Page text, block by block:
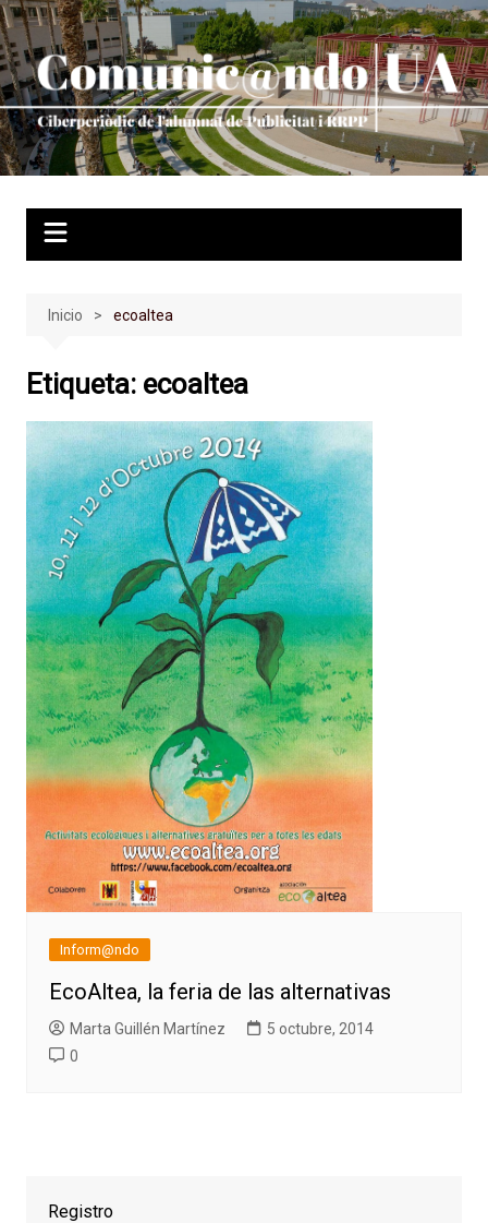
Saltar
al
contenido
Inicio ecoaltea
Etiqueta: ecoaltea
Inform@ndo
EcoAltea, la feria de las alternativas
Marta Guillén Martínez
5 octubre, 2014
0
Registro